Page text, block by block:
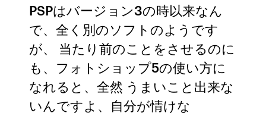
PSPはバージョン3の時以来なん
で、全く別のソフトのようです
が、 当たり前のことをさせるのに
も、フォトショップ5の使い方に
なれると、全然 うまいこと出来な
いんですよ、自分が情けな